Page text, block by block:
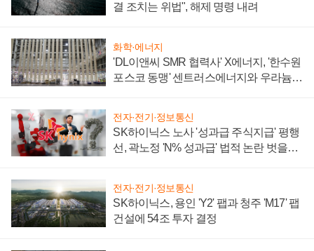
결 조치는 위법", 해제 명령 내려
화학·에너지
'DL이앤씨 SMR 협력사' X에너지, '한수원
포스코 동맹' 센트러스에너지와 우라늄
전자·전기·정보통신
SK하이닉스 노사 '성과급 주식지급' 평행
선, 곽노정 'N% 성과급' 법적 논란 벗을지
전자·전기·정보통신
SK하이닉스, 용인 'Y2' 팹과 청주 'M17' 팹
건설에 54조 투자 결정